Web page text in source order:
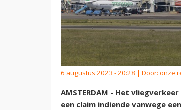
6 augustus 2023 - 20:28 | Door: onze
AMSTERDAM - Het
een claim indiende vanwege